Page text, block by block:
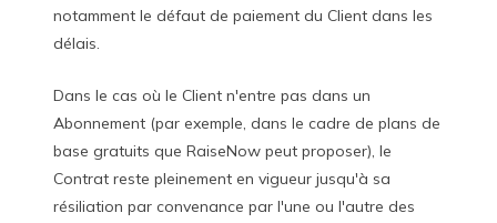
notamment le défaut de paiement du Client dans les
délais.
Dans le cas où le Client n'entre pas dans un
Abonnement (par exemple, dans le cadre de plans de
base gratuits que RaiseNow peut proposer), le
Contrat reste pleinement en vigueur jusqu'à sa
résiliation par convenance par l'une ou l'autre des